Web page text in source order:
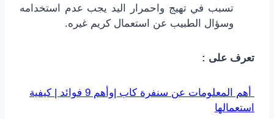
تسبب في تهيج واحمرار اليد يجب عدم استخدامه
وسؤال الطبيب عن استعمال كريم غيره.
تعرف على :
أهم المعلومات عن سنفرة كاب |وأهم 9 فوائد | كيفية
استعمالها